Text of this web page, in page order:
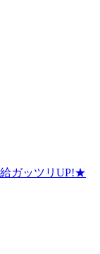
ガッツリUP!★